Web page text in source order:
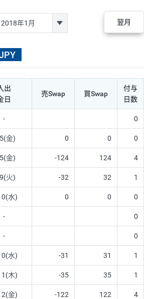
翌月
出
日
売Swap 買Swap
付与
日数
- 0
金) 0 0 0
金) -124 124 4
火) -32 32 1
水) 0 0 0
- 0
- 0
水) -31 31 1
木) -35 35 1
金) -122 122 4